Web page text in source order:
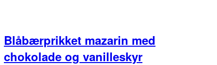
Blåbærprikket mazarin med
chokolade og vanilleskyr